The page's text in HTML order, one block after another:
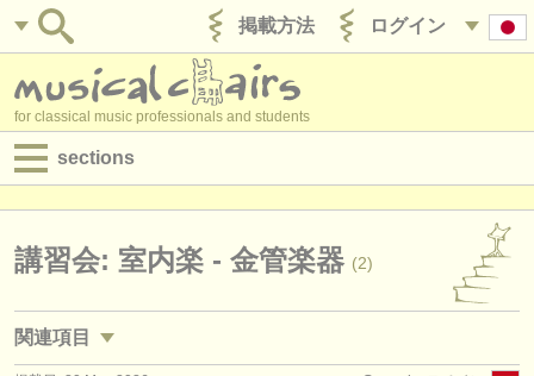
ログイン
掲載方法
for classical music professionals and students
sections
求人情報 (演奏関係の職)
求人情報 (管理者関連の職)
講習会: 室内楽 - 金管楽器 (2)
関連項目